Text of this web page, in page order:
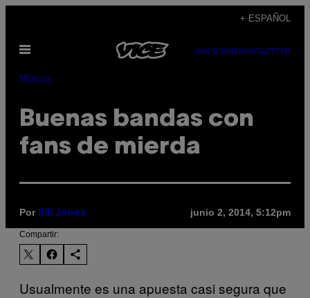
contenido
+ ESPAÑOL
Abrir
SUBSCRIBENEWSLETTER
Música
Buenas bandas con
fans de mierda
Por Bill Jones junio 2, 2014, 5:12pm
Compartir:
Usualmente es una apuesta casi segura que